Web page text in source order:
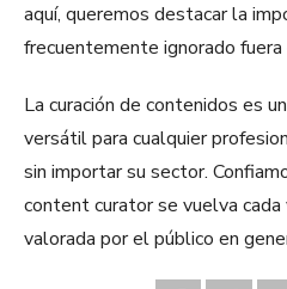
aquí, queremos destacar la
frecuentemente ignorado fuera
La curación de contenidos es
versátil para cualquier
sin importar su sector.
content curator se vuelva cada
valorada por el público en